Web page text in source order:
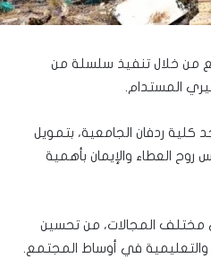
من خلال تنفيذ سلسلة من
المستدام.
ترميم مسجد كلية ردفان الجامعية، بتمويل
العطاء والإيمان بأهمية
مختلف المجالات، من تحسين
والتعليمية في أوساط المجتمع.